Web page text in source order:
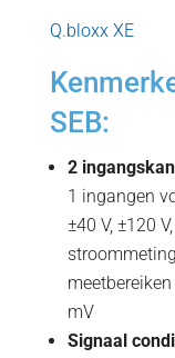
Q.bloxx XE
SEB:
2
1 ingangen
±40 V, ±120
mV
Signaal